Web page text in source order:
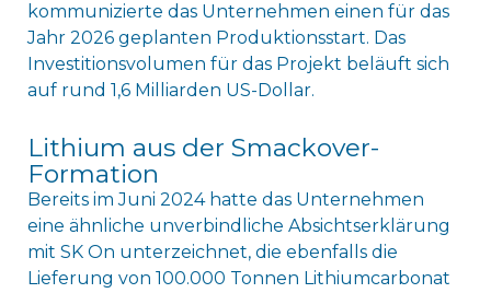
kommunizierte das Unternehmen einen für das
Jahr 2026 geplanten Produktionsstart. Das
Investitionsvolumen für das Projekt beläuft sich
auf rund 1,6 Milliarden US-Dollar.
Lithium aus der Smackover-
Formation
Bereits im Juni 2024 hatte das Unternehmen
eine ähnliche unverbindliche Absichtserklärung
mit SK On unterzeichnet, die ebenfalls die
Lieferung von 100.000 Tonnen Lithiumcarbonat